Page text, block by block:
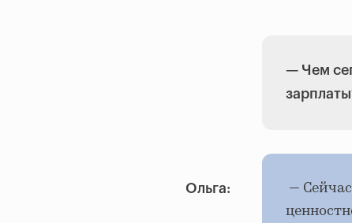
— Чем
Ольга:
—